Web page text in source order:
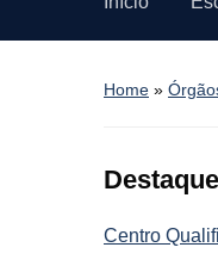
Home »
Centro